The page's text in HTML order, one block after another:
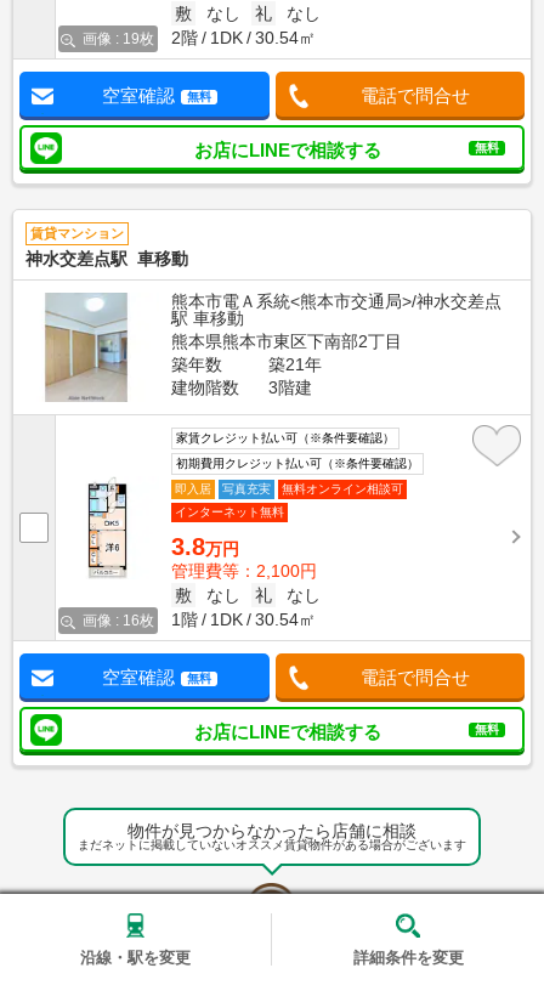
画像 : 19枚
敷
なし 礼
なし
2階
1DK 30.54㎡
空室確認 無料 電話で問合せ
お店にLINEで相談する 無料
賃貸マンション
神水交差点駅 車移動
熊本市電Ａ系統<熊本市交通局>/神水交差点
駅 車移動
熊本県熊本市東区下南部2丁目
築年数
築21年
建物階数
3階建
画像 : 16枚
家賃クレジット払い可（※条件要確認）
初期費用クレジット払い可（※条件要確認）
即入居
写真充実
無料オンライン相談可
インターネット無料
3.8万円
管理費等：2,100円
敷
なし 礼
なし
1階
1DK 30.54㎡
空室確認 無料 電話で問合せ
お店にLINEで相談する 無料
沿線・駅を変更 詳細条件を変更
物件が見つからなかったら店舗に相談
まだネットに掲載していないオススメ賃貸物件がある場合がございます
エイブル店舗でお部屋探しの相談をする